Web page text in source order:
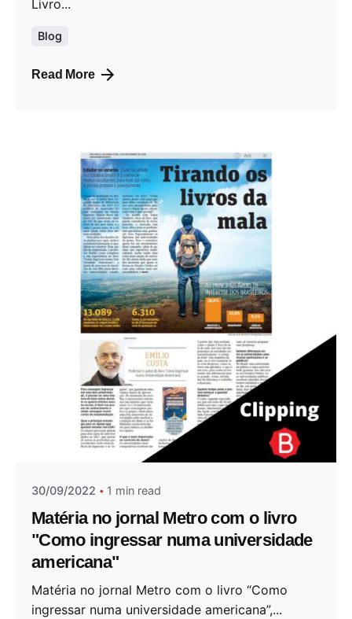
Livro...
Blog
Read More
Posted by
Andrea Jocys
30/09/2022 1 min read
Matéria no jornal Metro com o livro
"Como ingressar numa universidade
americana"
Matéria no jornal Metro com o livro “Como
ingressar numa universidade americana”,...